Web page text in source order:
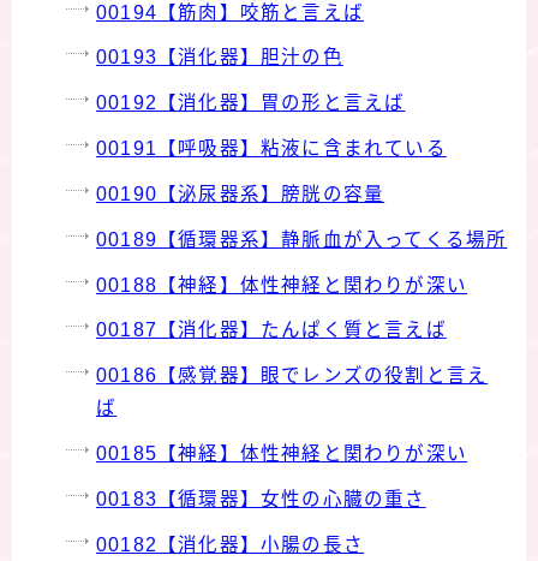
00194【筋肉】咬筋と言えば
00193【消化器】胆汁の色
00192【消化器】胃の形と言えば
00191【呼吸器】粘液に含まれている
00190【泌尿器系】膀胱の容量
00189【循環器系】静脈血が入ってくる場所
00188【神経】体性神経と関わりが深い
00187【消化器】たんぱく質と言えば
00186【感覚器】眼でレンズの役割と言え
ば
00185【神経】体性神経と関わりが深い
00183【循環器】女性の心臓の重さ
00182【消化器】小腸の長さ